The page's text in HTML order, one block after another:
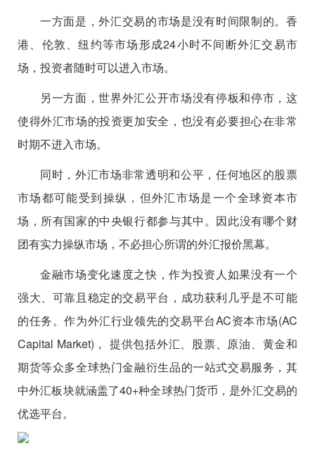
一方面是，外汇交易的市场是没有时间限制的。香
港、伦敦、纽约等市场形成24小时不间断外汇交易市
场，投资者随时可以进入市场。
另一方面，世界外汇公开市场没有停板和停市，这
使得外汇市场的投资更加安全，也没有必要担心在非常
时期不进入市场。
同时，外汇市场非常透明和公平，任何地区的股票
市场都可能受到操纵，但外汇市场是一个全球资本市
场，所有国家的中央银行都参与其中。因此没有哪个财
团有实力操纵市场，不必担心所谓的外汇报价黑幕。
金融市场变化速度之快，作为投资人如果没有一个
强大、可靠且稳定的交易平台，成功获利几乎是不可能
的任务。作为外汇行业领先的交易平台AC资本市场(AC
Capital Market)， 提供包括外汇、股票、原油、黄金和
期货等众多全球热门金融衍生品的一站式交易服务，其
中外汇板块就涵盖了40+种全球热门货币，是外汇交易的
优选平台。